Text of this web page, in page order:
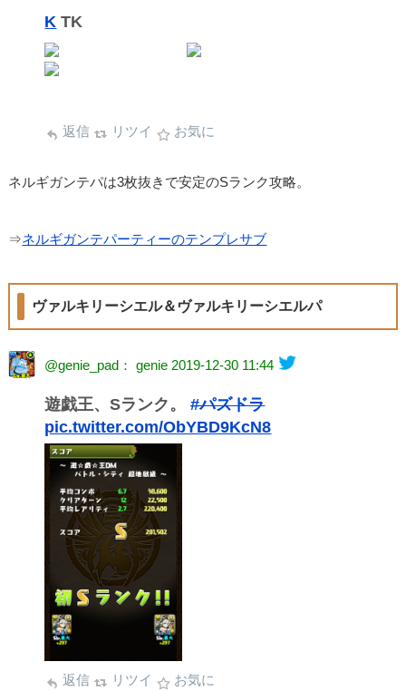
K TK
返信 リツイ お気に
ネルギガンテパは3枚抜きで安定のSランク攻略。
⇒ネルギガンテパーティーのテンプレサブ
ヴァルキリーシエル＆ヴァルキリーシエルパ
@genie_pad： genie 2019-12-30 11:44
遊戯王、Sランク。#パズドラ
pic.twitter.com/ObYBD9KcN8
返信 リツイ お気に